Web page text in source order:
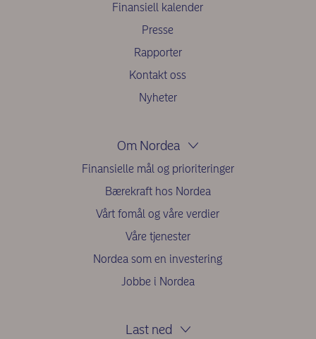
Finansiell kalender
Presse
Rapporter
Kontakt oss
Nyheter
Om Nordea
Finansielle mål og prioriteringer
Bærekraft hos Nordea
Vårt fomål og våre verdier
Våre tjenester
Nordea som en investering
Jobbe i Nordea
Last ned